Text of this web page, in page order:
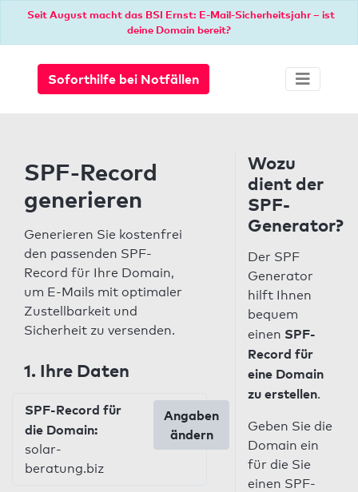
Seit August macht das BSI Ernst: E-Mail-Sicherheitsjahr – ist
deine Domain bereit?
Soforthilfe bei Notfällen
SPF-Record
generieren
Generieren Sie kostenfrei
den passenden SPF-
Record für Ihre Domain,
um E-Mails mit optimaler
Zustellbarkeit und
Sicherheit zu versenden.
1. Ihre Daten
SPF-Record für
die Domain:
solar-
beratung.biz
Angaben
ändern
Wozu
dient der
SPF-
Generator?
Der SPF
Generator
hilft Ihnen
bequem
einen SPF-
Record für
eine Domain
zu erstellen.
Geben Sie die
Domain ein
für die Sie
einen SPF-